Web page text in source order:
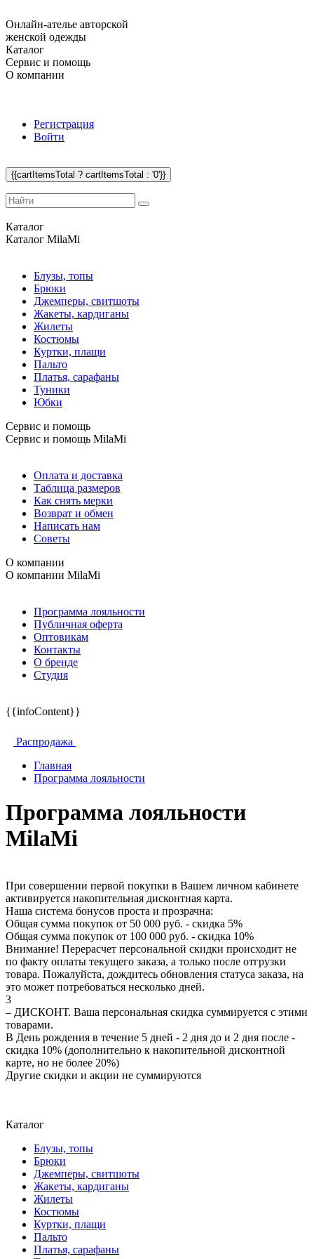
Онлайн-ателье авторской
женской одежды
Каталог
Сервис и помощь
О компании
Регистрация
Войти
{{cartItemsTotal ? cartItemsTotal : '0'}}
Каталог
Каталог MilaMi
Блузы, топы
Брюки
Джемперы, свитшоты
Жакеты, кардиганы
Жилеты
Костюмы
Куртки, плащи
Пальто
Платья, сарафаны
Туники
Юбки
Сервис и помощь
Сервис и помощь MilaMi
Оплата и доставка
Таблица размеров
Как снять мерки
Возврат и обмен
Написать нам
Советы
О компании
О компании MilaMi
Программа лояльности
Публичная оферта
Оптовикам
Контакты
О бренде
Студия
{{infoContent}}
Распродажа
Главная
Программа лояльности
Программа лояльности
MilaMi
При совершении первой покупки в Вашем личном кабинете
активируется накопительная дисконтная карта.
Наша система бонусов проста и прозрачна:
Общая сумма покупок от 50 000 руб. - скидка 5%
Общая сумма покупок от 100 000 руб. - скидка 10%
Внимание! Перерасчет персональной скидки происходит не
по факту оплаты текущего заказа, а только после отгрузки
товара. Пожалуйста, дождитесь обновления статуса заказа, на
это может потребоваться несколько дней.
3
– ДИСКОНТ. Ваша персональная скидка суммируется с этими
товарами.
В День рождения в течение 5 дней - 2 дня до и 2 дня после -
скидка 10% (дополнительно к накопительной дисконтной
карте, но не более 20%)
Другие скидки и акции не суммируются
Каталог
Блузы, топы
Брюки
Джемперы, свитшоты
Жакеты, кардиганы
Жилеты
Костюмы
Куртки, плащи
Пальто
Платья, сарафаны